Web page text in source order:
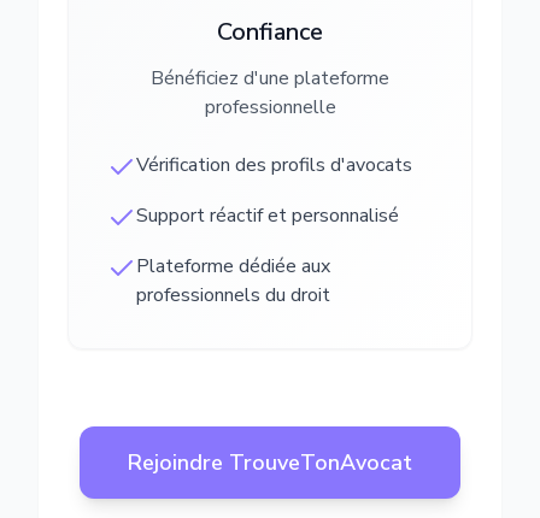
Confiance
Bénéficiez d'une plateforme
professionnelle
Vérification des profils d'avocats
Support réactif et personnalisé
Plateforme dédiée aux
professionnels du droit
Rejoindre TrouveTonAvocat